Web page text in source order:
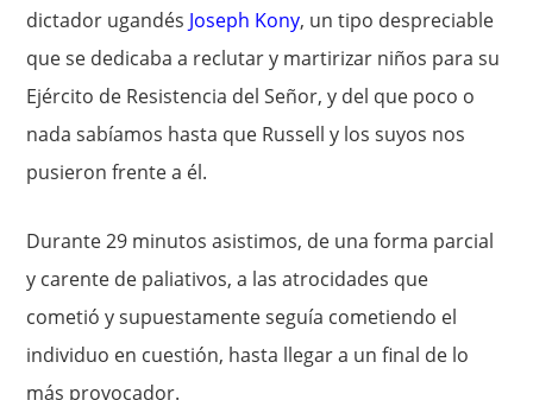
dictador ugandés Joseph Kony, un tipo despreciable
que se dedicaba a reclutar y martirizar niños para su
Ejército de Resistencia del Señor, y del que poco o
nada sabíamos hasta que Russell y los suyos nos
pusieron frente a él.
Durante 29 minutos asistimos, de una forma parcial
y carente de paliativos, a las atrocidades que
cometió y supuestamente seguía cometiendo el
individuo en cuestión, hasta llegar a un final de lo
más provocador.